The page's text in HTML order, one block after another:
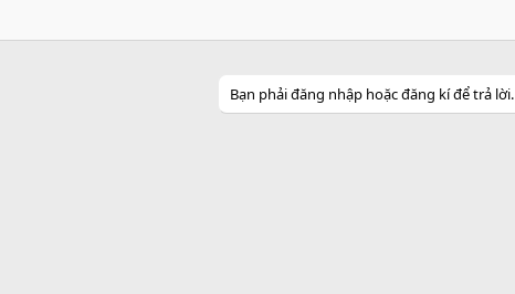
Bạn phải đăng nhập hoặc đăng kí để trả lời.